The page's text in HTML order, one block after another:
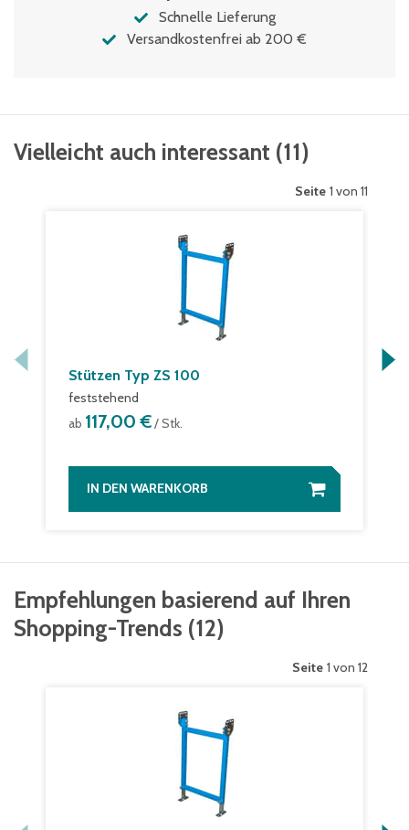
Schnelle Lieferung
Versandkostenfrei ab 200 €
Vielleicht auch interessant (11)
Seite 1 von 11
Stützen Typ ZS 100
feststehend
ab 117,00 €/ Stk.
IN DEN WARENKORB
Empfehlungen basierend auf Ihren
Shopping-Trends (12)
Seite 1 von 12